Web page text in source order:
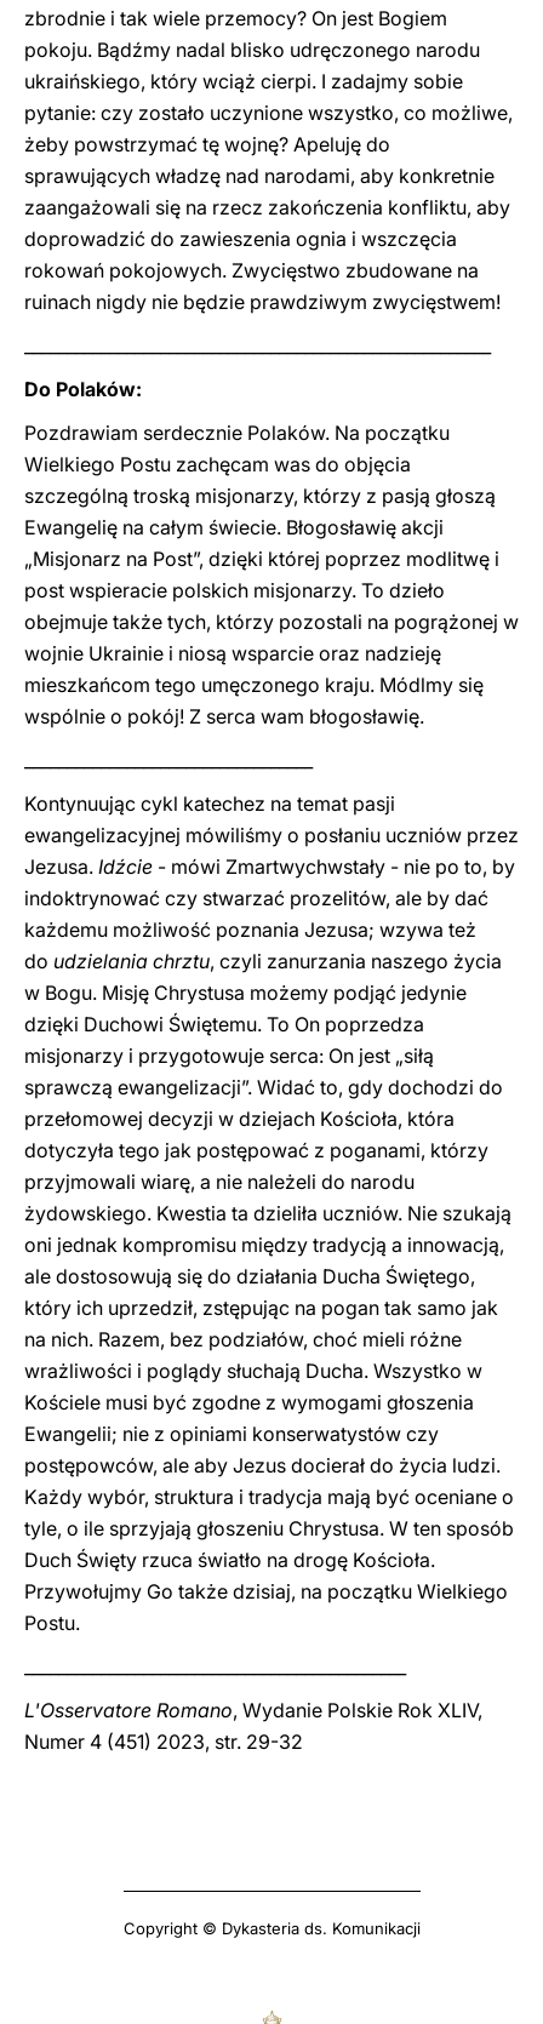
zbrodnie i tak wiele przemocy? On jest Bogiem
pokoju. Bądźmy nadal blisko udręczonego narodu
ukraińskiego, który wciąż cierpi. I zadajmy sobie
pytanie: czy zostało uczynione wszystko, co możliwe,
żeby powstrzymać tę wojnę? Apeluję do
sprawujących władzę nad narodami, aby konkretnie
zaangażowali się na rzecz zakończenia konfliktu, aby
doprowadzić do zawieszenia ognia i wszczęcia
rokowań pokojowych. Zwycięstwo zbudowane na
ruinach nigdy nie będzie prawdziwym zwycięstwem!
Do Polaków:
Pozdrawiam serdecznie Polaków. Na początku
Wielkiego Postu zachęcam was do objęcia
szczególną troską misjonarzy, którzy z pasją głoszą
Ewangelię na całym świecie. Błogosławię akcji
„Misjonarz na Post”, dzięki której poprzez modlitwę i
post wspieracie polskich misjonarzy. To dzieło
obejmuje także tych, którzy pozostali na pogrążonej w
wojnie Ukrainie i niosą wsparcie oraz nadzieję
mieszkańcom tego umęczonego kraju. Módlmy się
wspólnie o pokój! Z serca wam błogosławię.
Kontynuując cykl katechez na temat pasji
ewangelizacyjnej mówiliśmy o posłaniu uczniów przez
Jezusa. Idźcie - mówi Zmartwychwstały - nie po to, by
indoktrynować czy stwarzać prozelitów, ale by dać
każdemu możliwość poznania Jezusa; wzywa też
do udzielania chrztu, czyli zanurzania naszego życia
w Bogu. Misję Chrystusa możemy podjąć jedynie
dzięki Duchowi Świętemu. To On poprzedza
misjonarzy i przygotowuje serca: On jest „siłą
sprawczą ewangelizacji”. Widać to, gdy dochodzi do
przełomowej decyzji w dziejach Kościoła, która
dotyczyła tego jak postępować z poganami, którzy
przyjmowali wiarę, a nie należeli do narodu
żydowskiego. Kwestia ta dzieliła uczniów. Nie szukają
oni jednak kompromisu między tradycją a innowacją,
ale dostosowują się do działania Ducha Świętego,
który ich uprzedził, zstępując na pogan tak samo jak
na nich. Razem, bez podziałów, choć mieli różne
wrażliwości i poglądy słuchają Ducha. Wszystko w
Kościele musi być zgodne z wymogami głoszenia
Ewangelii; nie z opiniami konserwatystów czy
postępowców, ale aby Jezus docierał do życia ludzi.
Każdy wybór, struktura i tradycja mają być oceniane o
tyle, o ile sprzyjają głoszeniu Chrystusa. W ten sposób
Duch Święty rzuca światło na drogę Kościoła.
Przywołujmy Go także dzisiaj, na początku Wielkiego
Postu.
L'Osservatore Romano, Wydanie Polskie Rok XLIV,
Numer 4 (451) 2023, str. 29-32
Copyright © Dykasteria ds. Komunikacji